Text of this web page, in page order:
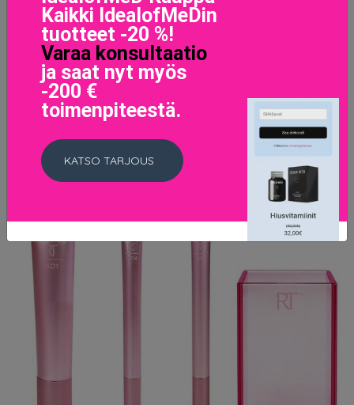
21.95 EUR
LISÄTIETOJA
Kaikki IdealofMeDin
tuotteet -20 %!
Varaa konsultaatio
ja saat nyt myös
-200 €
toimenpiteestä.
KATSO TARJOUS